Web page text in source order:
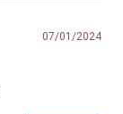
07/01/2024